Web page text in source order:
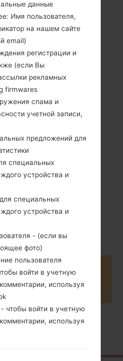
800 mAh
Февраль, 2007
on Amazon
данные
Имя пользователя,
на нашем сайте
email)
регистрации и
(если Вы
рекламных
firmwares
спама и
учетной записи,
предложений для
специальных
устройства и
специальных
устройства и
- (если вы
фото)
пользователя
войти в учетную
используя
чтобы войти в учетную
используя